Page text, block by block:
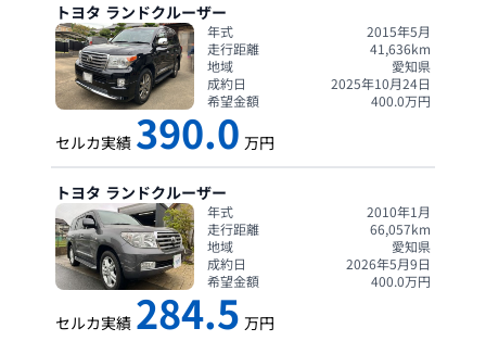
トヨタ ランドクルーザー
年式
2015年5月
走行距離
41,636km
地域
愛知県
成約日
2025年10月24日
希望金額
400.0万円
セルカ実績 390.0 万円
トヨタ ランドクルーザー
年式
2010年1月
走行距離
66,057km
地域
愛知県
成約日
2026年5月9日
希望金額
400.0万円
セルカ実績 284.5 万円